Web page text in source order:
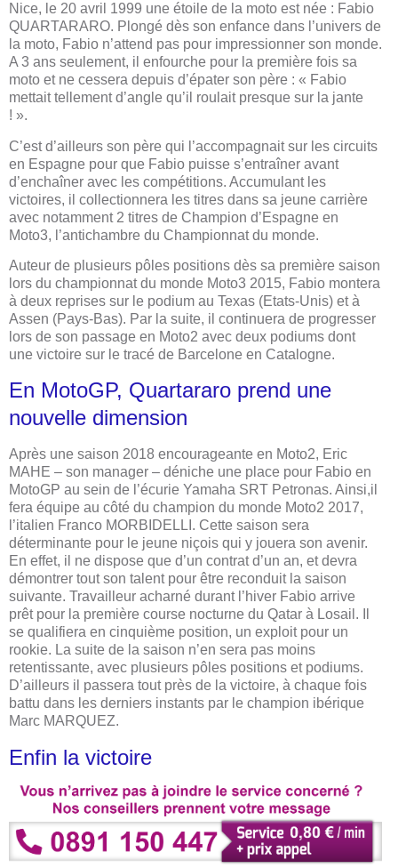
Nice, le 20 avril 1999 une étoile de la moto est née : Fabio
QUARTARARO. Plongé dès son enfance dans l’univers de
la moto, Fabio n’attend pas pour impressionner son monde.
A 3 ans seulement, il enfourche pour la première fois sa
moto et ne cessera depuis d’épater son père : « Fabio
mettait tellement d’angle qu’il roulait presque sur la jante
! ».
C’est d’ailleurs son père qui l’accompagnait sur les circuits
en Espagne pour que Fabio puisse s’entraîner avant
d’enchaîner avec les compétitions. Accumulant les
victoires, il collectionnera les titres dans sa jeune carrière
avec notamment 2 titres de Champion d’Espagne en
Moto3, l’antichambre du Championnat du monde.
Auteur de plusieurs pôles positions dès sa première saison
lors du championnat du monde Moto3 2015, Fabio montera
à deux reprises sur le podium au Texas (Etats-Unis) et à
Assen (Pays-Bas). Par la suite, il continuera de progresser
lors de son passage en Moto2 avec deux podiums dont
une victoire sur le tracé de Barcelone en Catalogne.
En MotoGP, Quartararo prend une
nouvelle dimension
Après une saison 2018 encourageante en Moto2, Eric
MAHE – son manager – déniche une place pour Fabio en
MotoGP au sein de l’écurie Yamaha SRT Petronas. Ainsi,il
fera équipe au côté du champion du monde Moto2 2017,
l’italien Franco MORBIDELLI. Cette saison sera
déterminante pour le jeune niçois qui y jouera son avenir.
En effet, il ne dispose que d’un contrat d’un an, et devra
démontrer tout son talent pour être reconduit la saison
suivante. Travailleur acharné durant l’hiver Fabio arrive
prêt pour la première course nocturne du Qatar à Losail. Il
se qualifiera en cinquième position, un exploit pour un
rookie. La suite de la saison n’en sera pas moins
retentissante, avec plusieurs pôles positions et podiums.
D’ailleurs il passera tout près de la victoire, à chaque fois
battu dans les derniers instants par le champion ibérique
Marc MARQUEZ.
Enfin la victoire